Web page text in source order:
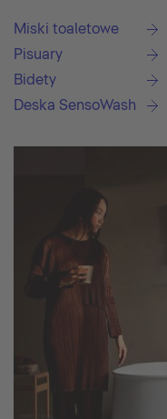
Miski toaletowe
Pisuary
Bidety
Deska SensoWash